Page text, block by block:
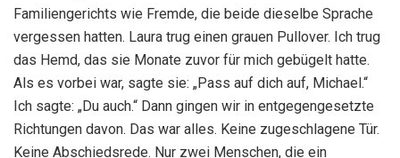
Familiengerichts wie Fremde, die beide dieselbe Sprache
vergessen hatten. Laura trug einen grauen Pullover. Ich trug
das Hemd, das sie Monate zuvor für mich gebügelt hatte.
Als es vorbei war, sagte sie: „Pass auf dich auf, Michael.“
Ich sagte: „Du auch.“ Dann gingen wir in entgegengesetzte
Richtungen davon. Das war alles. Keine zugeschlagene Tür.
Keine Abschiedsrede. Nur zwei Menschen, die ein